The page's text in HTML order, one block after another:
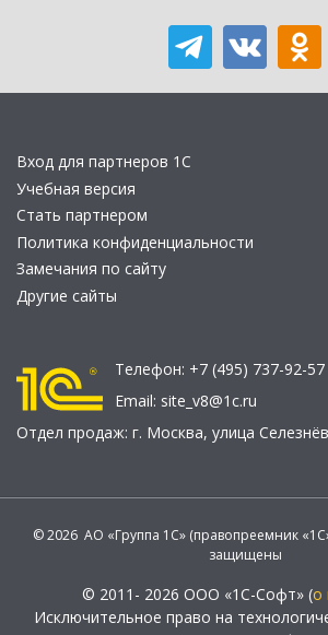
Вход для партнеров 1С
Учебная версия
Стать партнером
Политика конфиденциальности
Замечания по сайту
Другие сайты
Телефон: +7 (495) 737-92-57
Email: site_v8@1c.ru
Отдел продаж: г. Москва, улица
© 2026 АО «Группа 1С» (правопреемник
защищены
© 2011- 2026 ООО «1С-Софт» (о
Исключительное право на